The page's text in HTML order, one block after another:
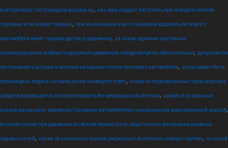
екатеринбург гостехнадзор выдача ву, как вам следует поступить при повороте налево
грузовик и легковая главная, при выполнении какого маневра водитель легкового
автомобиля имеет преимущество в движении, за какие административные
правонарушения в области дорожного движения предусмотрены обязательные, допускается
ли применять шторки и жалюзи на заднем стекле легкового автомобиля, когда может быть
прекращена подача сигнала рукой о повороте ответ, какие из перечисленных транспортных
средств разрешается эксплуатировать без медицинской аптечки, какие из указанных
знаков разрешают движение грузовым автомобилям с разрешенной максимальной массой,
в каком случае при движении в светлое время суток недостаточно включения дневных
ходовых огней, какие из указанных знаков разрешают выполнить поворот налево, по какой